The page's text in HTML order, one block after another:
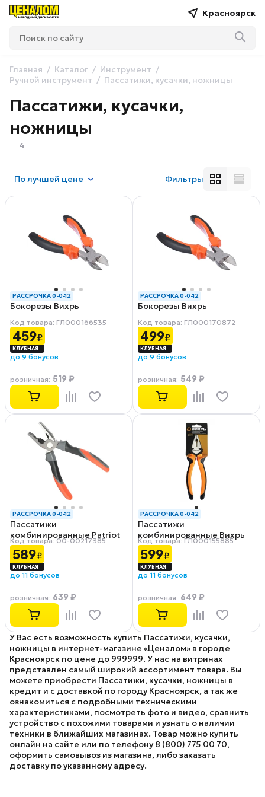
Красноярск
Главная Каталог
Инструмент
Ручной инструмент
Пассатижи, кусачки, ножницы
Пассатижи, кусачки,
ножницы
4
Получшей цене Фильтры
РАССРОЧКА 0-0-12
Бокорезы Вихрь
Код товара: ГЛ000166535
459₽
до 9 бонусов
розничная: 519 ₽
РАССРОЧКА 0-0-12
Бокорезы Вихрь
Код товара: ГЛ000170872
499₽
до 9 бонусов
розничная: 549 ₽
РАССРОЧКА 0-0-12
Пассатижи
комбинированные Patriot
CPP‑180N
Код товара: 00-00217385
589₽
до 11 бонусов
розничная: 639 ₽
РАССРОЧКА 0-0-12
Пассатижи
комбинированные Вихрь
8"
Код товара: ГЛ000155885
599₽
до 11 бонусов
розничная: 649 ₽
У Вас есть возможность купить Пассатижи, кусачки,
ножницы в интернет-магазине «Ценалом» в городе
Красноярск по цене до 999999. У нас на витринах
представлен самый широкий ассортимент товара. Вы
можете приобрести Пассатижи, кусачки, ножницы в
кредит и с доставкой по городу Красноярск, а так же
ознакомиться с подробными техническими
характеристиками, посмотреть фото и видео, сравнить
устройство с похожими товарами и узнать о наличии
техники в ближайших магазинах. Товар можно купить
онлайн на сайте или по телефону 8 (800) 775 00 70,
оформить самовывоз из магазина, либо заказать
доставку по указанному адресу.